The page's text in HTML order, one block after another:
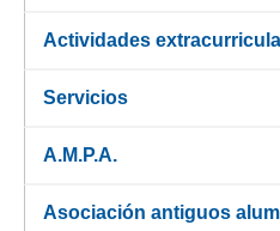
Actividades
Servicios
A.M.P.A.
Asociación antiguos